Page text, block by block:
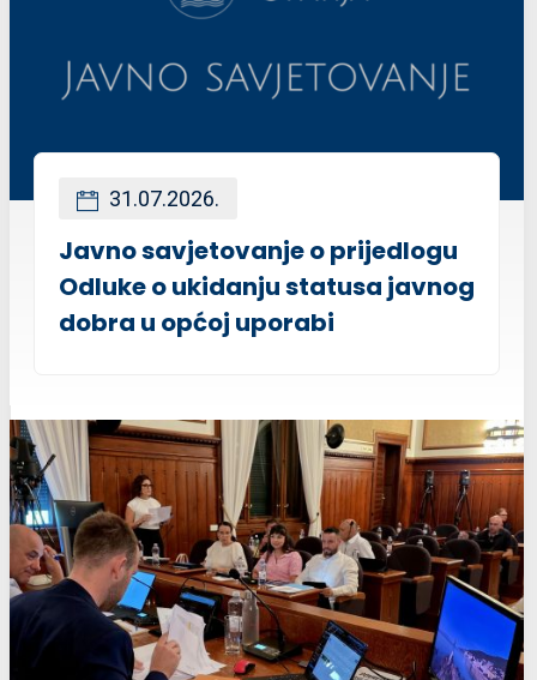
31.07.2026.
Javno savjetovanje o prijedlogu
Odluke o ukidanju statusa javnog
dobra u općoj uporabi